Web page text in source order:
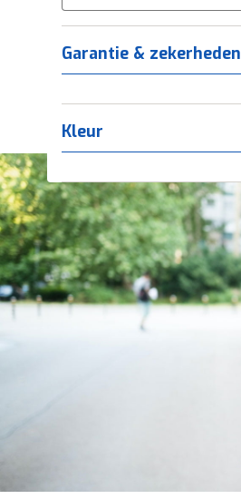
Tica
Garantie & zekerheden
Kleur